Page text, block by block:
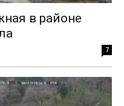
в районе
7